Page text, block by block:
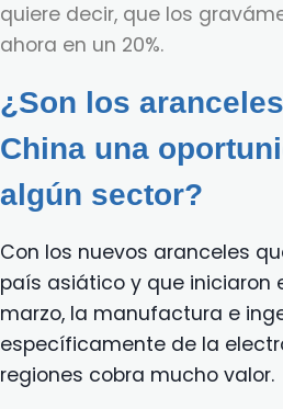
quiere decir, que los
ahora en un 20%.
¿Son los
China una
algún sector?
Con los nuevos aranceles
país asiático y que iniciaron
marzo, la manufactura e
específicamente de la
regiones cobra mucho valor.